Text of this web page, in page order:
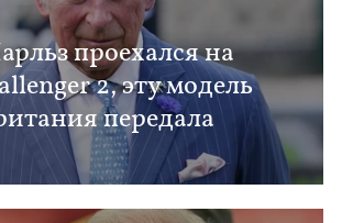
проехался на
2, эту модель
передала